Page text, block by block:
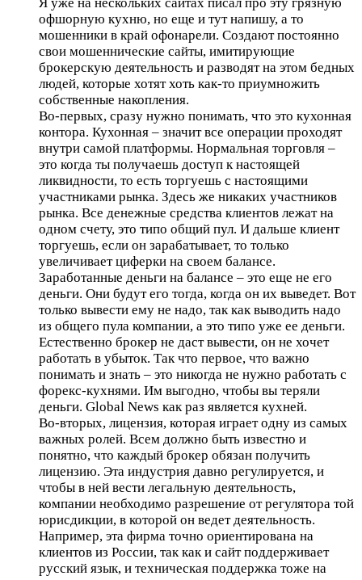
офшорную кухню, но еще и тут напишу, а то
мошенники в край офонарели. Создают постоянно
свои мошеннические сайты, имитирующие
брокерскую деятельность и разводят на этом бедных
людей, которые хотят хоть как-то приумножить
собственные накопления.
Во-первых, сразу нужно понимать, что это кухонная
контора. Кухонная – значит все операции проходят
внутри самой платформы. Нормальная торговля –
это когда ты получаешь доступ к настоящей
ликвидности, то есть торгуешь с настоящими
участниками рынка. Здесь же никаких участников
рынка. Все денежные средства клиентов лежат на
одном счету, это типо общий пул. И дальше клиент
торгуешь, если он зарабатывает, то только
увеличивает циферки на своем балансе.
Заработанные деньги на балансе – это еще не его
деньги. Они будут его тогда, когда он их выведет. Вот
только вывести ему не надо, так как выводить надо
из общего пула компании, а это типо уже ее деньги.
Естественно брокер не даст вывести, он не хочет
работать в убыток. Так что первое, что важно
понимать и знать – это никогда не нужно работать с
форекс-кухнями. Им выгодно, чтобы вы теряли
деньги. Global News как раз является кухней.
Во-вторых, лицензия, которая играет одну из самых
важных ролей. Всем должно быть известно и
понятно, что каждый брокер обязан получить
лицензию. Эта индустрия давно регулируется, и
чтобы в ней вести легальную деятельность,
компании необходимо разрешение от регулятора той
юрисдикции, в которой он ведет деятельность.
Например, эта фирма точно ориентирована на
клиентов из России, так как и сайт поддерживает
русский язык, и техническая поддержка тоже на